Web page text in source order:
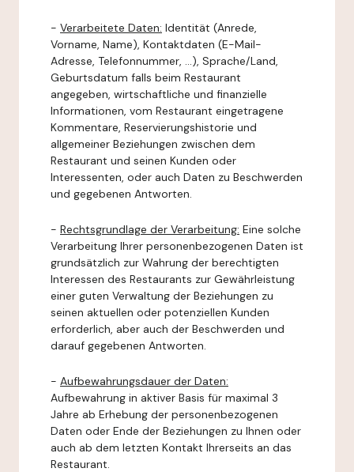
- Verarbeitete Daten: Identität (Anrede,
Vorname, Name), Kontaktdaten (E-Mail-
Adresse, Telefonnummer, ...), Sprache/Land,
Geburtsdatum falls beim Restaurant
angegeben, wirtschaftliche und finanzielle
Informationen, vom Restaurant eingetragene
Kommentare, Reservierungshistorie und
allgemeiner Beziehungen zwischen dem
Restaurant und seinen Kunden oder
Interessenten, oder auch Daten zu Beschwerden
und gegebenen Antworten.
- Rechtsgrundlage der Verarbeitung: Eine solche
Verarbeitung Ihrer personenbezogenen Daten ist
grundsätzlich zur Wahrung der berechtigten
Interessen des Restaurants zur Gewährleistung
einer guten Verwaltung der Beziehungen zu
seinen aktuellen oder potenziellen Kunden
erforderlich, aber auch der Beschwerden und
darauf gegebenen Antworten.
- Aufbewahrungsdauer der Daten:
Aufbewahrung in aktiver Basis für maximal 3
Jahre ab Erhebung der personenbezogenen
Daten oder Ende der Beziehungen zu Ihnen oder
auch ab dem letzten Kontakt Ihrerseits an das
Restaurant.